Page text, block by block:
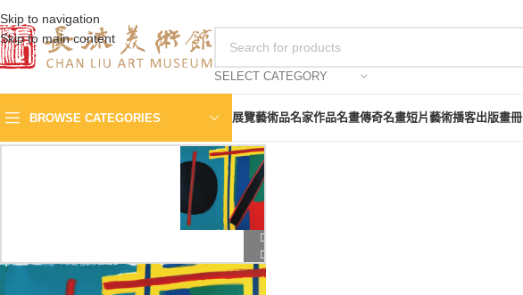
Skip to navigation
Skip to main content
SELECT CATEGORY
BROWSE CATEGORIES 展覽藝術品名家作品名畫傳奇名畫短片藝術播客出版畫冊